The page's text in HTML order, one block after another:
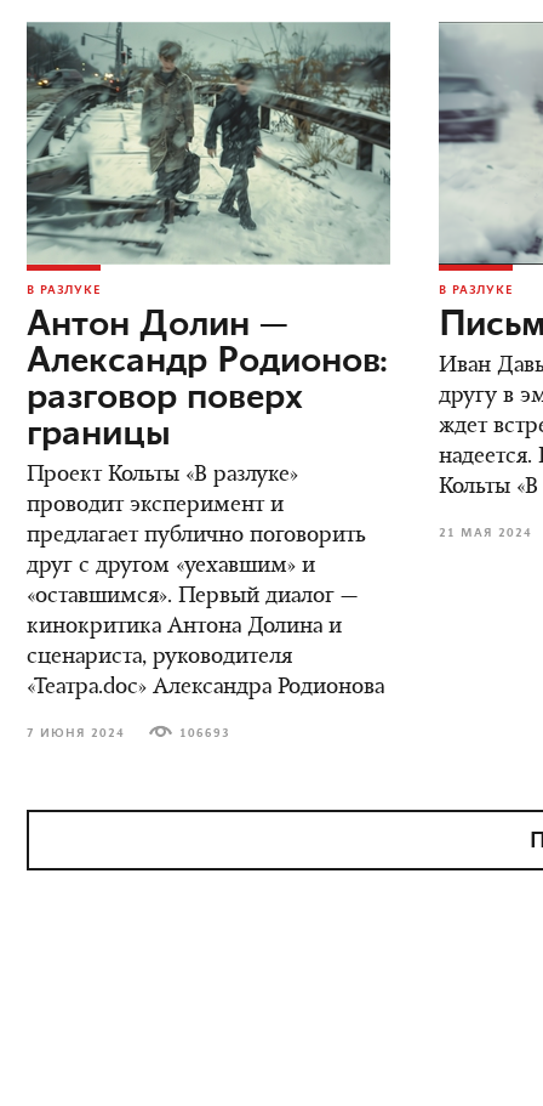
В РАЗЛУКЕ
Антон Долин —
Александр Родионов:
разговор поверх
границы
Проект Кольты «В разлуке»
проводит эксперимент и
предлагает публично поговорить
друг с другом «уехавшим» и
«оставшимся». Первый диалог —
кинокритика Антона Долина и
сценариста, руководителя
«Театра.doc» Александра Родионова
7 ИЮНЯ 2024 106693
В РАЗЛУКЕ
Иван
другу в
ждет
надеется.
Кольты «В
21 МАЯ 2024